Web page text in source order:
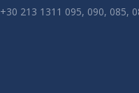
+30 213 1311 095, 090, 085,